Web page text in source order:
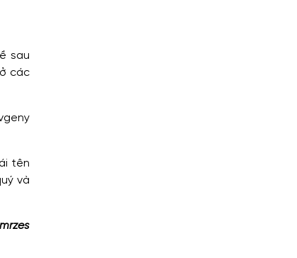
sau
các
tên
và
mrzes